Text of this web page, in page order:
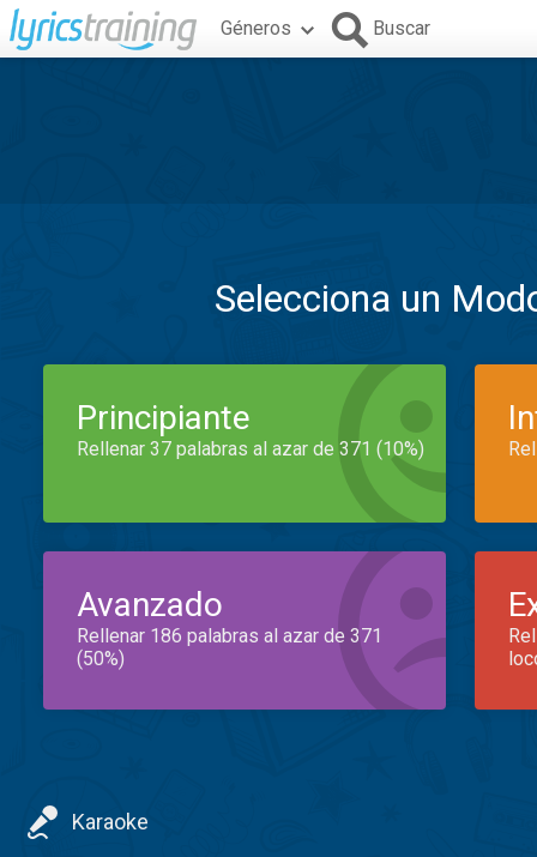
Géneros Buscar
Selecciona un
Principiante
Rellenar 37 palabras al azar de 371 (10%)
Avanzado
Rellenar 186 palabras al azar de 371
(50%)
Karaoke